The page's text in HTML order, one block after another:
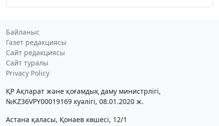
Байланыс
Газет редакциясы
Сайт редакциясы
Сайт туралы
Privacy Policy
ҚР Ақпарат және қоғамдық даму министрлігі,
№KZ36VPY00019169 куәлігі, 08.01.2020 ж.
Астана қаласы, Қонаев көшесі, 12/1